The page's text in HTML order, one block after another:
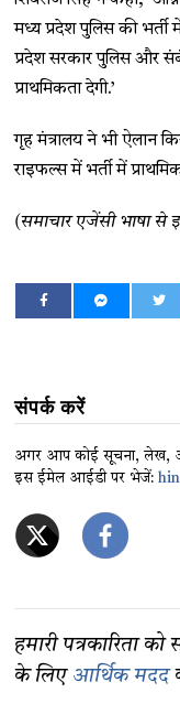
मध्य प्रदेश पुलिस की भर्ती
प्रदेश सरकार पुलिस और
प्राथमिकता देगी.’
गृह मंत्रालय ने भी ऐलान
राइफल्स में भर्ती में
(समाचार एजेंसी भाषा से
संपर्क करें
अगर आप कोई सूचना, लेख,
इस ईमेल आईडी पर भेजें:
हमारी पत्रकारिता
के लिए आर्थिक मदद